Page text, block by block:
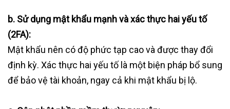
b. Sử dụng mật khẩu mạnh và xác thực hai yếu tố
(2FA):
Mật khẩu nên có độ phức tạp cao và được thay đổi
định kỳ. Xác thực hai yếu tố là một biện pháp bổ sung
để bảo vệ tài khoản, ngay cả khi mật khẩu bị lộ.